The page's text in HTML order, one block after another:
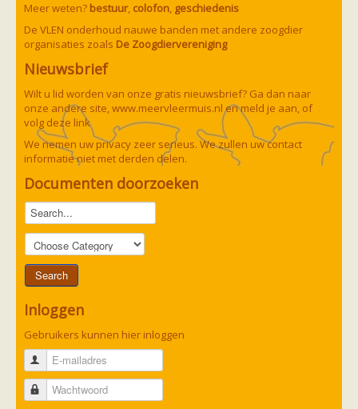
Meer weten? bestuur, colofon, geschiedenis
De VLEN onderhoud nauwe banden met andere zoogdier
organisaties zoals De Zoogdiervereniging
Nieuwsbrief
Wilt u lid worden van onze gratis nieuwsbrief? Ga dan naar
onze andere site,www.meervleermuis.nlen meld je aan, of
volg deze link
We nemen uw privacy zeer serieus. We zullen uw contact
informatie niet met derden delen.
Documenten doorzoeken
Inloggen
Gebruikers kunnen hier inloggen
E-mailadres
Wachtwoord